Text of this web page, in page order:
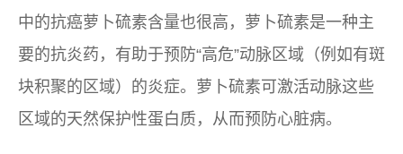
中的抗癌萝卜硫素含量也很高，萝卜硫素是一种主
要的抗炎药，有助于预防“高危”动脉区域（例如有斑
块积聚的区域）的炎症。萝卜硫素可激活动脉这些
区域的天然保护性蛋白质，从而预防心脏病。